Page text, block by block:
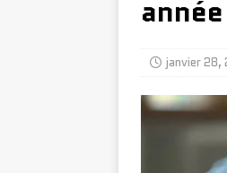
janvier 28,